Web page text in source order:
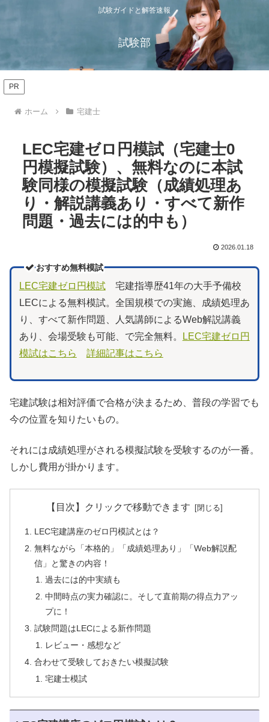
試験ガイドと解答速報
試験部
PR
ホーム 宅建士
LEC宅建ゼロ円模試（宅建士0
円模擬試験）、無料なのに本試
験同様の模擬試験（成績処理あ
り・解説講義あり・すべて新作
問題・過去には的中も）
2026.01.18
おすすめ無料模試
LEC宅建ゼロ円模試宅建指導歴41年の大手予備校
LECによる無料模試。全国規模での実施、成績処理あ
り、すべて新作問題、人気講師によるWeb解説講義
あり、会場受験も可能、で完全無料。
LEC宅建ゼロ円
模試はこちら
詳細記事はこちら
宅建試験は相対評価で合格が決まるため、普段の学習でも
今の位置を知りたいもの。
それには成績処理がされる模擬試験を受験するのが一番。
しかし費用が掛かります。
【目次】クリックで移動できます
LEC宅建講座のゼロ円模試とは？
無料ながら「本格的」「成績処理あり」「Web解説配
信」と驚きの内容！
過去には的中実績も
中間時点の実力確認に。そして直前期の得点力アッ
プに！
試験問題はLECによる新作問題
レビュー・感想など
合わせて受験しておきたい模擬試験
宅建士模試